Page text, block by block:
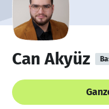
Can Akyüz